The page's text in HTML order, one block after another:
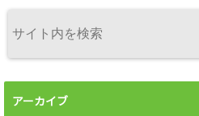
アーカイブ